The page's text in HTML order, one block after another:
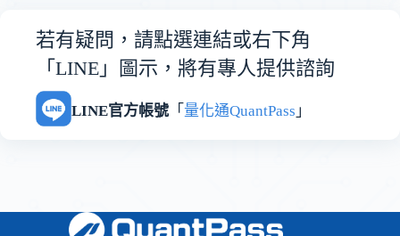
若有疑問，請點選連結或右下角
「LINE」圖示，將有專人提供諮詢
LINE官方帳號 「量化通QuantPass 」